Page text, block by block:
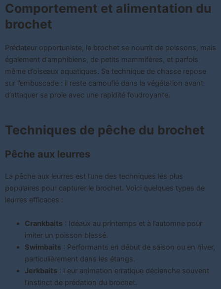
Comportement et alimentation du
brochet
Prédateur opportuniste, le brochet se nourrit de poissons, mais
également d’amphibiens, de petits mammifères, et parfois
même d’oiseaux aquatiques. Sa technique de chasse repose
sur l’embuscade : il reste camouflé dans la végétation avant
d’attaquer sa proie avec une rapidité foudroyante.
Techniques de pêche du brochet
Pêche aux leurres
La pêche aux leurres est l’une des techniques les plus
populaires pour capturer le brochet. Voici quelques types de
leurres efficaces :
Crankbaits : Idéaux au printemps et à l’automne pour
imiter un poisson blessé.
Swimbaits : Performants en début de saison ou en hiver,
particulièrement dans les étangs.
Jerkbaits : Leur animation erratique déclenche souvent
l’instinct de prédation du brochet.